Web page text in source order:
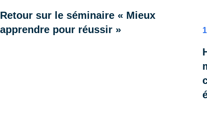
Retour sur le séminaire « Mieux
apprendre pour réussir »